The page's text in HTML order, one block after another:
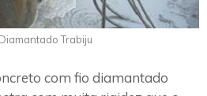
Trabiju
com fio diamantado